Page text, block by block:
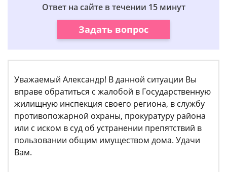
Ответ на сайте в течении 15 минут
Задать вопрос
Уважаемый Александр! В данной ситуации Вы
вправе обратиться с жалобой в Государственную
жилищную инспекция своего региона, в службу
противопожарной охраны, прокуратуру района
или с иском в суд об устранении препятствий в
пользовании общим имуществом дома. Удачи
Вам.